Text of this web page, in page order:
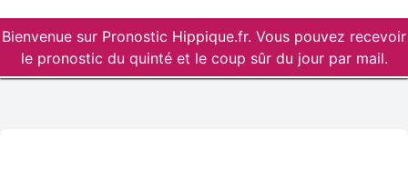
Bienvenue sur Pronostic Hippique.fr. Vous pouvez recevoir
le pronostic du quinté et le coup sûr du jour par mail.